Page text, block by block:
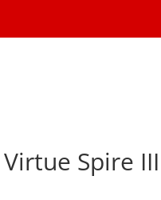
Virtue Spire